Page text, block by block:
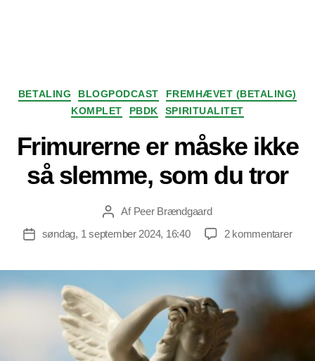
Kategorier
BETALING BLOGPODCAST
FREMHÆVET (BETALING)
KOMPLET
PBDK SPIRITUALITET
Frimurerne er måske ikke
så slemme, som du tror
Indlægsforfatter
Af Peer Brændgaard
Indlægsdato
søndag, 1 september 2024, 16:40 2 kommentarertil
ikke
så